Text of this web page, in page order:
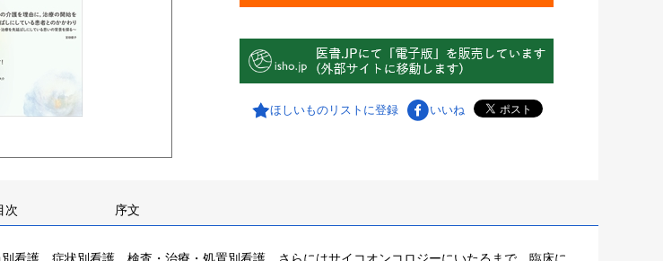
ほしいものリストに登録 いいね
次 序文
看護、症状別看護、検査・治療・処置別看護、さらにはサイコオンコロジーにいたるまで、臨床に